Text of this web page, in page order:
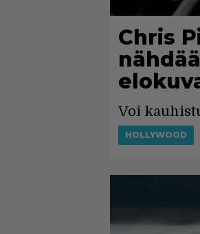
Chris
Voi
HOLLYWOOD